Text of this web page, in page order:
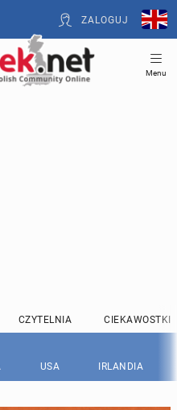
ZALOGUJ
Menu
CZYTELNIA CIEKAWOSTKI
USA IRLANDIA